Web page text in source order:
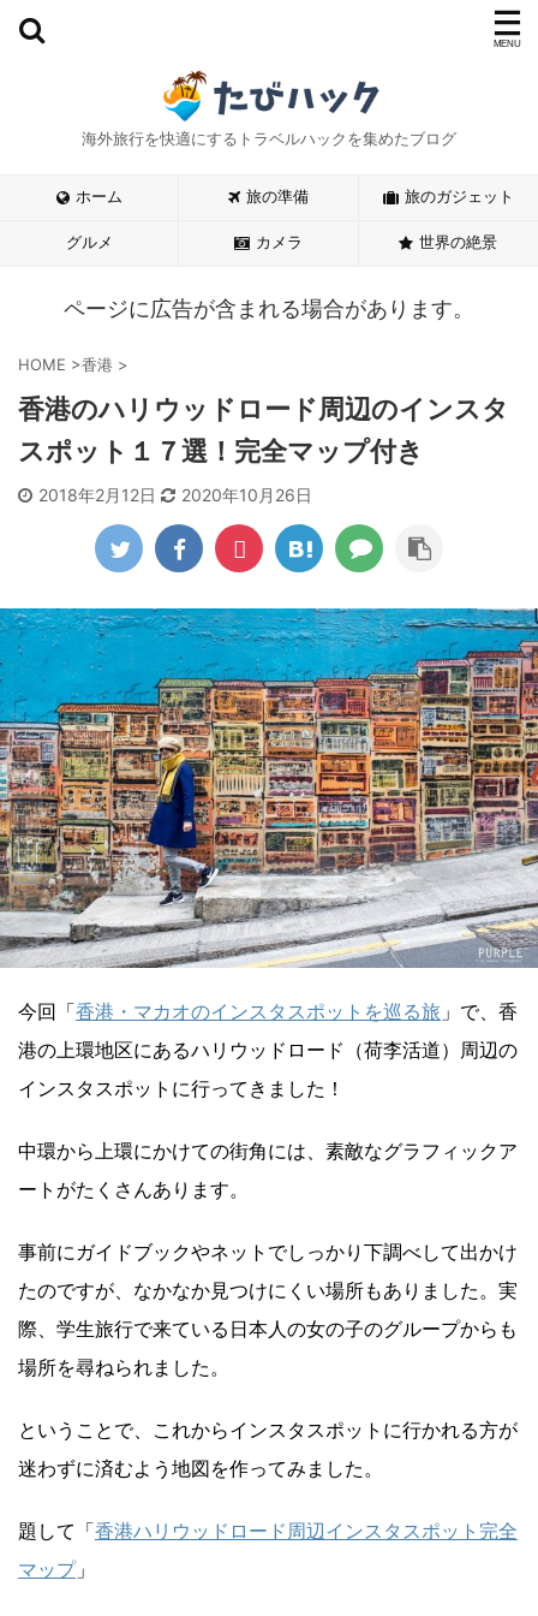
海外旅行を快適にするトラベルハックを集めたブログ
ホーム 旅の準備 旅のガジェット
グルメ カメラ 世界の絶景
ページに広告が含まれる場合があります。
HOME >香港 >
香港のハリウッドロード周辺のインスタ
スポット１７選！完全マップ付き
2018年2月12日 2020年10月26日
今回「香港・マカオのインスタスポットを巡る旅 」で、香
港の上環地区にあるハリウッドロード（荷李活道）周辺の
インスタスポットに行ってきました！
中環から上環にかけての街角には、素敵なグラフィックア
ートがたくさんあります。
事前にガイドブックやネットでしっかり下調べして出かけ
たのですが、なかなか見つけにくい場所もありました。実
際、学生旅行で来ている日本人の女の子のグループからも
場所を尋ねられました。
ということで、これからインスタスポットに行かれる方が
迷わずに済むよう地図を作ってみました。
題して「香港ハリウッドロード周辺インスタスポット完全
マップ」